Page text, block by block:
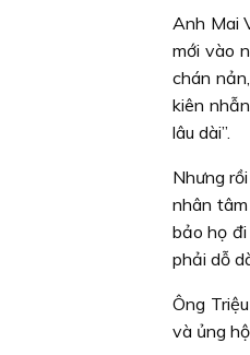
Anh Mai
mới vào
chán
kiên
lâu dài”.
Nhưng
nhân
bảo họ
phải dỗ
Ông
và ủng